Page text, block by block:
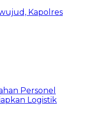
Kapolres
Personel
Logistik